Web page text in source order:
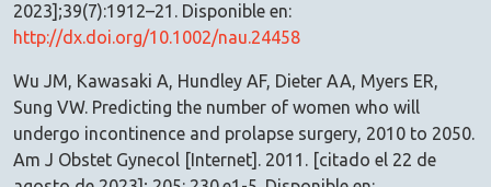
2023];39(7):1912–21. Disponible en:
http://dx.doi.org/10.1002/nau.24458
Wu JM, Kawasaki A, Hundley AF, Dieter AA, Myers ER,
Sung VW. Predicting the number of women who will
undergo incontinence and prolapse surgery, 2010 to 2050.
Am J Obstet Gynecol [Internet]. 2011. [citado el 22 de